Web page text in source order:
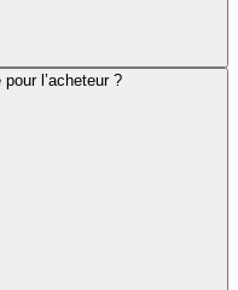
l’acheteur ?